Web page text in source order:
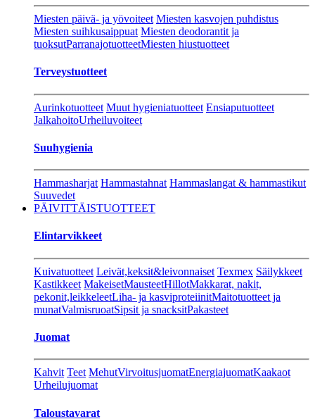
Miesten päivä- ja yövoiteet Miesten kasvojen puhdistus
Miesten suihkusaippuat Miesten deodorantit ja
tuoksutParranajotuotteetMiesten hiustuotteet
Terveystuotteet
Aurinkotuotteet Muut hygieniatuotteet Ensiaputuotteet
JalkahoitoUrheiluvoiteet
Suuhygienia
Hammasharjat Hammastahnat Hammaslangat & hammastikut
Suuvedet
PÄIVITTÄISTUOTTEET
Elintarvikkeet
Kuivatuotteet Leivät,keksit&leivonnaiset Texmex Säilykkeet
Kastikkeet MakeisetMausteetHillotMakkarat, nakit,
pekonit,leikkeleetLiha- ja kasviproteiinitMaitotuotteet ja
munatValmisruoatSipsit ja snacksitPakasteet
Juomat
Kahvit Teet MehutVirvoitusjuomatEnergiajuomatKaakaot
Urheilujuomat
Taloustavarat